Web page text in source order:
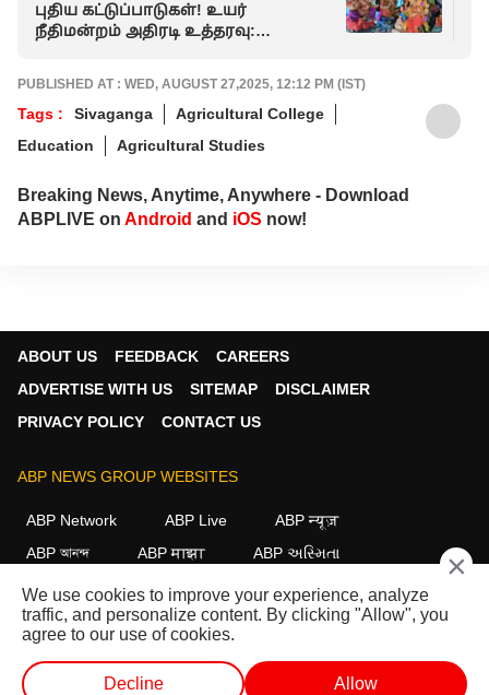
புதிய கட்டுப்பாடுகள்! உயர்
நீதிமன்றம் அதிரடி உத்தரவு:
PUBLISHED AT : WED, AUGUST 27,2025, 12:12 PM (IST)
Tags : Sivaganga
Agricultural College
Education
Agricultural Studies
Breaking News, Anytime, Anywhere - Download
ABPLIVE on Android and iOS now!
ABOUT US FEEDBACK
CAREERS
ADVERTISE WITH US
SITEMAP
DISCLAIMER
PRIVACY POLICY
CONTACT US
ABP NEWS GROUP WEBSITES
ABP Network ABP Live
ABP न्यूज़
ABP আনন্দ
ABP माझा
ABP અસ્મિતા
ABP Ganga
ABP ਸਾਂਝਾ ABP நாடு ABP దేశం
FOLLOW US
×
We use cookies to improve your experience, analyze
traffic, and personalize content. By clicking "Allow", you
agree to our use of cookies.
Decline Allow